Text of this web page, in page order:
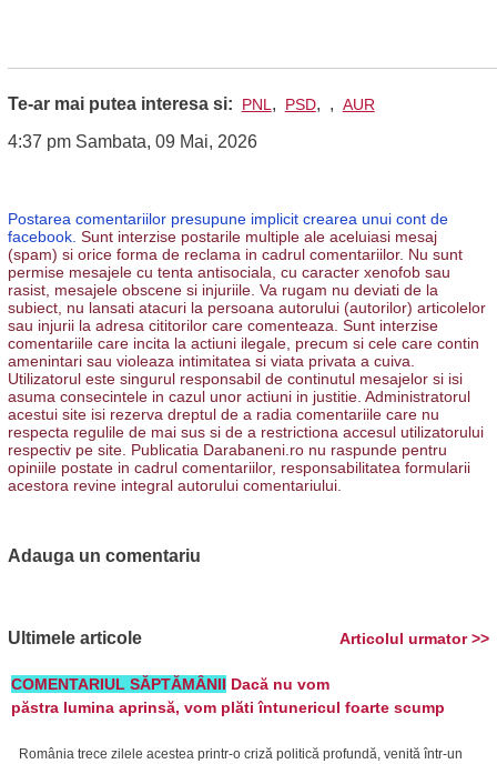
Te-ar mai putea interesa si: PNL, PSD, , AUR
4:37 pm Sambata, 09 Mai, 2026
Postarea comentariilor presupune implicit crearea unui cont de
facebook. Sunt interzise postarile multiple ale aceluiasi mesaj
(spam) si orice forma de reclama in cadrul comentariilor. Nu sunt
permise mesajele cu tenta antisociala, cu caracter xenofob sau
rasist, mesajele obscene si injuriile. Va rugam nu deviati de la
subiect, nu lansati atacuri la persoana autorului (autorilor) articolelor
sau injurii la adresa cititorilor care comenteaza. Sunt interzise
comentariile care incita la actiuni ilegale, precum si cele care contin
amenintari sau violeaza intimitatea si viata privata a cuiva.
Utilizatorul este singurul responsabil de continutul mesajelor si isi
asuma consecintele in cazul unor actiuni in justitie. Administratorul
acestui site isi rezerva dreptul de a radia comentariile care nu
respecta regulile de mai sus si de a restrictiona accesul utilizatorului
respectiv pe site. Publicatia Darabaneni.ro nu raspunde pentru
opiniile postate in cadrul comentariilor, responsabilitatea formularii
acestora revine integral autorului comentariului.
Adauga un comentariu
Articolul urmator >>
Ultimele articole
COMENTARIUL SĂPTĂMÂNII Dacă nu vom
păstra lumina aprinsă, vom plăti întunericul foarte scump
România trece zilele acestea printr-o criză politică profundă, venită într-un